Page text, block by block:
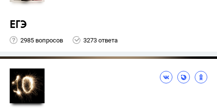
ЕГЭ
2985 вопросов 3273 ответа